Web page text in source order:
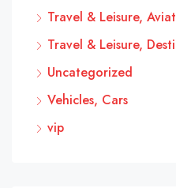
Travel & Leisure,
Travel & Leisure,
Uncategorized
Vehicles, Cars
vip